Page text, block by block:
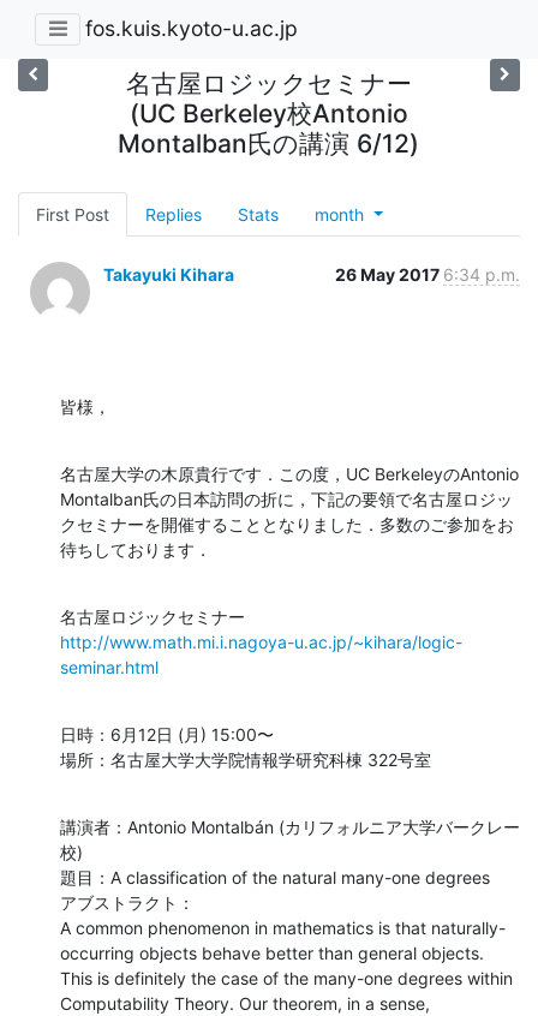
fos.kuis.kyoto-u.ac.jp
名古屋ロジックセミナー
(UC Berkeley校Antonio
Montalban氏の講演 6/12)
First Post Replies Stats month
Takayuki Kihara 26 May 2017 6:34 p.m.
皆様，
名古屋大学の木原貴行です．この度，UC BerkeleyのAntonio
Montalban氏の日本訪問の折に，下記の要領で名古屋ロジッ
クセミナーを開催することとなりました．多数のご参加をお
待ちしております．
http://www.math.mi.i.nagoya-u.ac.jp/~kihara/logic-
seminar.html
日時：6月12日 (月) 15:00〜
場所：名古屋大学大学院情報学研究科棟 322号室
講演者：Antonio Montalbán (カリフォルニア大学バークレー
校)
題目：A classification of the natural many-one degrees
アブストラクト：
A common phenomenon in mathematics is that naturally-
occurring objects behave better than general objects.
This is definitely the case of the many-one degrees within
Computability Theory. Our theorem, in a sense,